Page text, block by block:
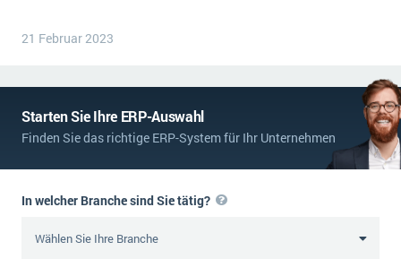
21 Februar 2023
Starten Sie Ihre ERP-Auswahl
Finden Sie das richtige ERP-System für Ihr Unternehmen
In welcher Branche sind Sie tätig?